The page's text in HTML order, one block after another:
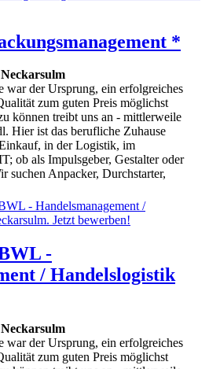
*
Neckarsulm
war der Ursprung, ein erfolgreiches
zum guten Preis möglichst
können treibt uns an - mittlerweile
Hier ist das berufliche Zuhause
in der Logistik, im
ob als Impulsgeber, Gestalter oder
suchen Anpacker, Durchstarter,
-
/ Handelslogistik
Neckarsulm
war der Ursprung, ein erfolgreiches
zum guten Preis möglichst